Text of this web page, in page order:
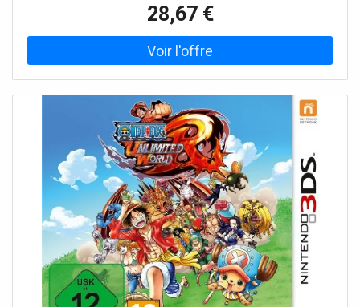
(gebraucht) PS1, medium : Videospiel, 0 : Playstation, 0 :
PlayStation, releaseDate : 2003-06-26
28,67 €